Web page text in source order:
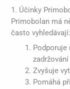
1. Účinky
Primobolan má
často vyhledávají:
Podporuje
zadržování
Zvyšuje
Pomáhá